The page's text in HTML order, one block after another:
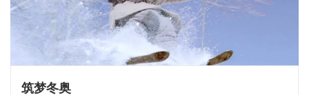
筑梦冬奥